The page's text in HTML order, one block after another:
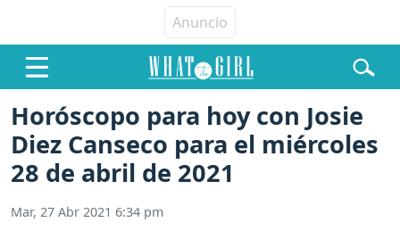
Horóscopo para hoy con Josie
Diez Canseco para el miércoles
28 de abril de 2021
Mar, 27 Abr 2021 6:34 pm